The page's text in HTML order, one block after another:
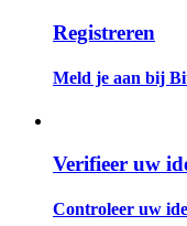
Informatie
Big data-analyse
Registreren
Meld je aan bij
Verifieer uw
Controleer uw